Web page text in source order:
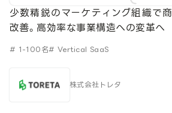
少数精鋭のマーケティング組織で
改善。高効率な事業構造への変革へ
# 1-100名# Vertical SaaS
株式会社トレタ